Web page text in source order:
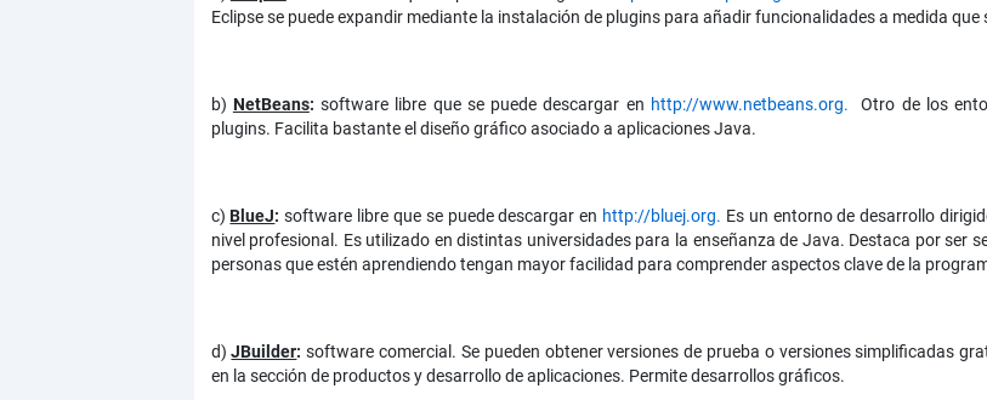
Eclipse se puede expandir mediante la instalación de plugins para añadir funcionalidades a medida que
b) NetBeans: software libre que se puede descargar en http://www.netbeans.org. Otro de los
plugins. Facilita bastante el diseño gráfico asociado a aplicaciones Java.
c)BlueJ: software libre que se puede descargar en http://bluej.org. Es un entorno de desarrollo
nivel profesional. Es utilizado en distintas universidades para la enseñanza de Java. Destaca por ser
personas que estén aprendiendo tengan mayor facilidad para comprender aspectos clave de la
d)JBuilder: software comercial. Se pueden obtener versiones de prueba o versiones simplificadas
en la sección de productos y desarrollo de aplicaciones. Permite desarrollos gráficos.